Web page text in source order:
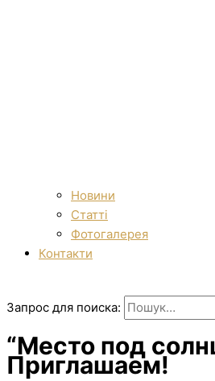
Новини
Статті
Фотогалерея
Контакти
Запрос для поиска:
“Место под
Приглашаем!